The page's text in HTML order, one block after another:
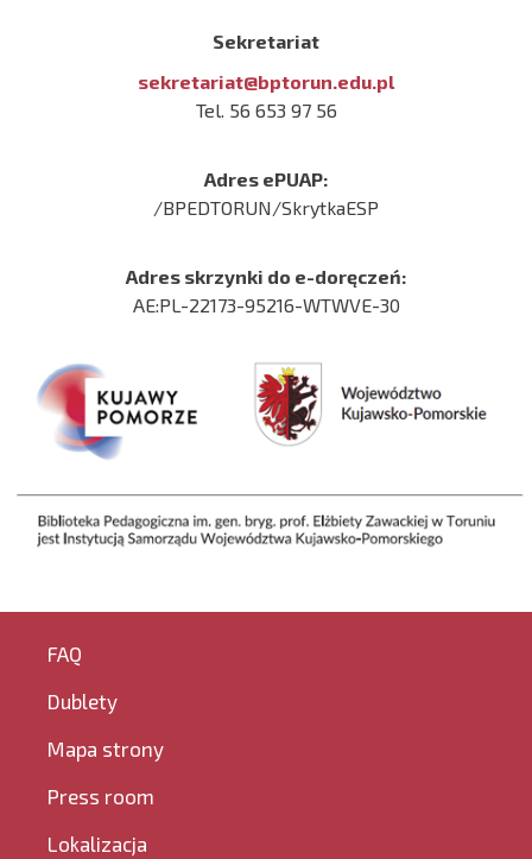
Sekretariat
sekretariat@bptorun.edu.pl
Tel. 56 653 97 56
Adres ePUAP:
/BPEDTORUN/SkrytkaESP
Adres skrzynki do e-doręczeń:
AE:PL-22173-95216-WTWVE-30
FAQ
Dublety
Mapa strony
Press room
Lokalizacja